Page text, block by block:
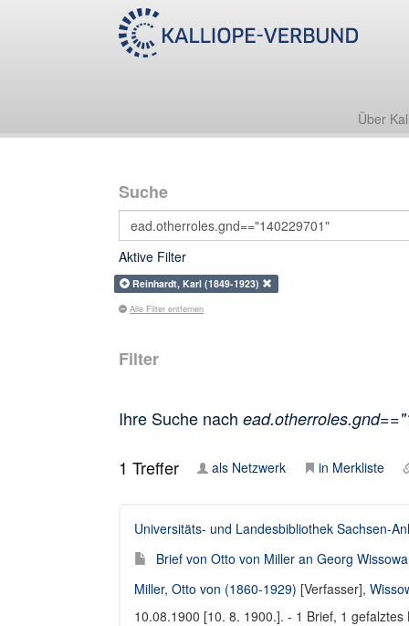
Über
Suche
Aktive Filter
Reinhardt, Karl (1849-1923)
Alle Filter entfernen
Filter
Ihre Suche nach
1 Treffer als Netzwerk in Merkliste
Universitäts- und Landesbibliothek Sachsen-
Brief von Otto von Miller an Georg
Miller, Otto von (1860-1929) [Verfasser],
10.08.1900 [10. 8. 1900.]. - 1 Brief, 1 gefalztes